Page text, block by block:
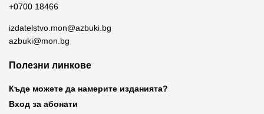
+0700 18466
izdatelstvo.mon@azbuki.bg
azbuki@mon.bg
Полезни линкове
Къде можете да намерите изданията?
Вход за абонати